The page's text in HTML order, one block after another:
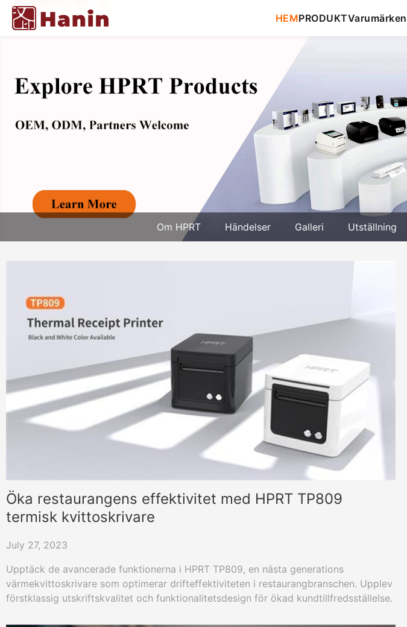
HEMPRODUKTVarumärken
Om HPRT Händelser Galleri Utställning
Öka restaurangens effektivitet med HPRT TP809
termisk kvittoskrivare
July 27, 2023
Upptäck de avancerade funktionerna i HPRT TP809, en nästa generations
värmekvittoskrivare som optimerar drifteffektiviteten i restaurangbranschen. Upplev
förstklassig utskriftskvalitet och funktionalitetsdesign för ökad kundtillfredsställelse.